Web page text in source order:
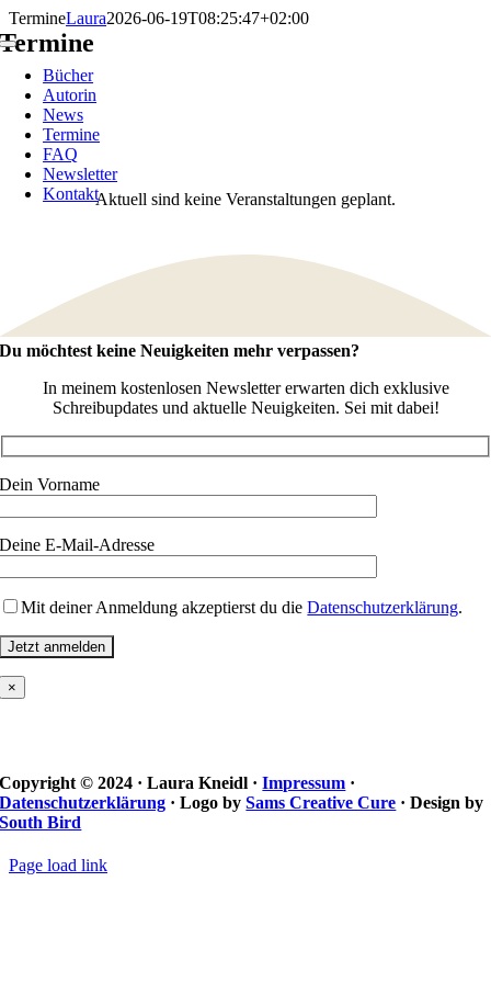
Zum
Inhalt
springen
Toggle
Navigation
Bücher
Autorin
News
Termine
FAQ
Newsletter
Kontakt
TermineLaura2026-06-19T08:25:47+02:00
Termine
Aktuell sind keine Veranstaltungen geplant.
Du möchtest keine Neuigkeiten mehr verpassen?
In meinem kostenlosen Newsletter erwarten dich exklusive
Schreibupdates und aktuelle Neuigkeiten. Sei mit dabei!
Dein Vorname
Deine E-Mail-Adresse
Mit deiner Anmeldung akzeptierst du dieDatenschutzerklärung.
×
Copyright © 2024 · Laura Kneidl ·Impressum ·
Datenschutzerklärung · Logo bySams Creative Cure · Design by
South Bird
Page load link